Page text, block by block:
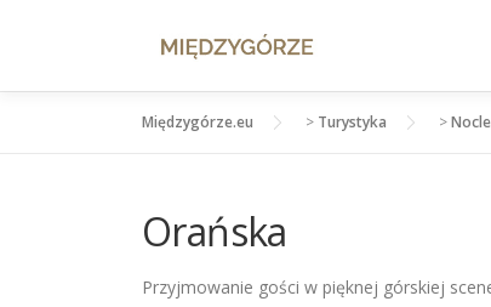
Międzygórze.eu > Turystyka >
Orańska
Przyjmowanie gości w pięknej górskiej